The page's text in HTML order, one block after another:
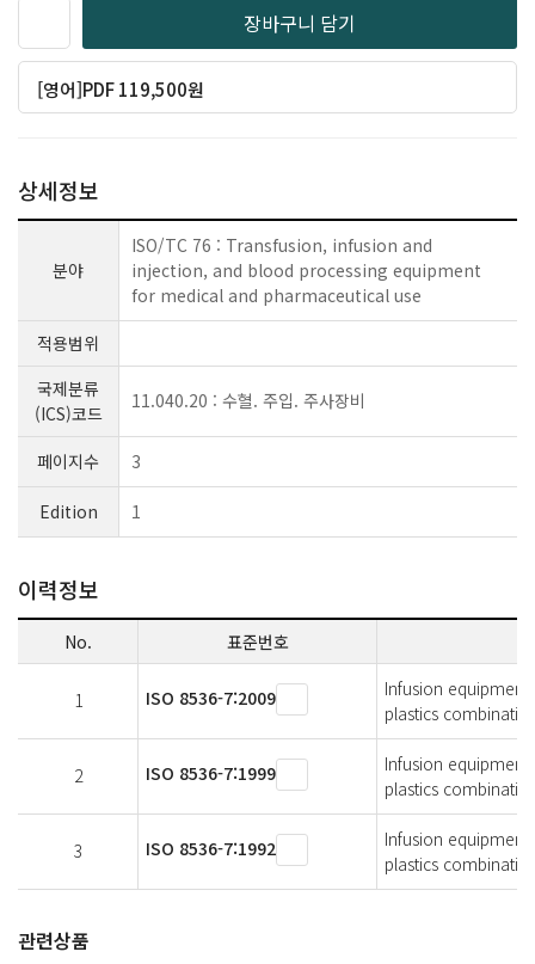
장바구니 담기
[영어]PDF 119,500원
상세정보
분야
ISO/TC 76 : Transfusion, infusion and
injection, and blood processing equipment
for medical and pharmaceutical use
적용범위
국제분류
(ICS)코드
11.040.20 : 수혈. 주입. 주사장비
페이지수 3
Edition 1
이력정보
No. 표준번호
1 ISO 8536-7:2009
Infusion
plastics
2 ISO 8536-7:1999
Infusion
plastics
3 ISO 8536-7:1992
Infusion
plastics
관련상품